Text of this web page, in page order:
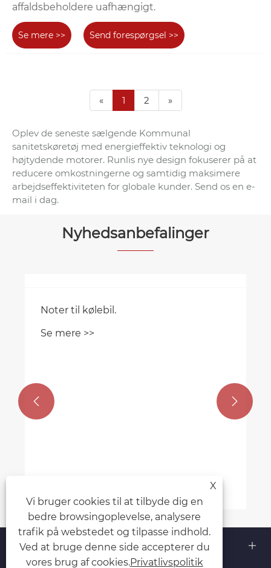
affaldsbeholdere uafhængigt.
Se mere >> Send forespørgsel >>
« 1 2 »
Oplev de seneste sælgende Kommunal
sanitetskøretøj med energieffektiv teknologi og
højtydende motorer. Runlis nye design fokuserer på at
reducere omkostningerne og samtidig maksimere
arbejdseffektiviteten for globale kunder. Send os en e-
mail i dag.
Nyhedsanbefalinger
Noter til kølebil.
Se mere >>
 
Om os
X
Vi bruger cookies til at tilbyde dig en
bedre browsingoplevelse, analysere
trafik på webstedet og tilpasse indhold.
Ved at bruge denne side accepterer du
vores brug af cookies.Privatlivspolitik